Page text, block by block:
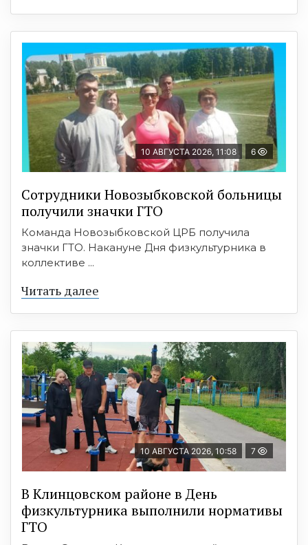
10 АВГУСТА 2026, 11:08 6
Сотрудники Новозыбковской больницы
получили значки ГТО
Команда Новозыбковской ЦРБ получила
значки ГТО. Накануне Дня физкультурника в
коллективе ...
Читать далее
10 АВГУСТА 2026, 10:58 7
В Клинцовском районе в День
физкультурника выполнили нормативы
ГТО